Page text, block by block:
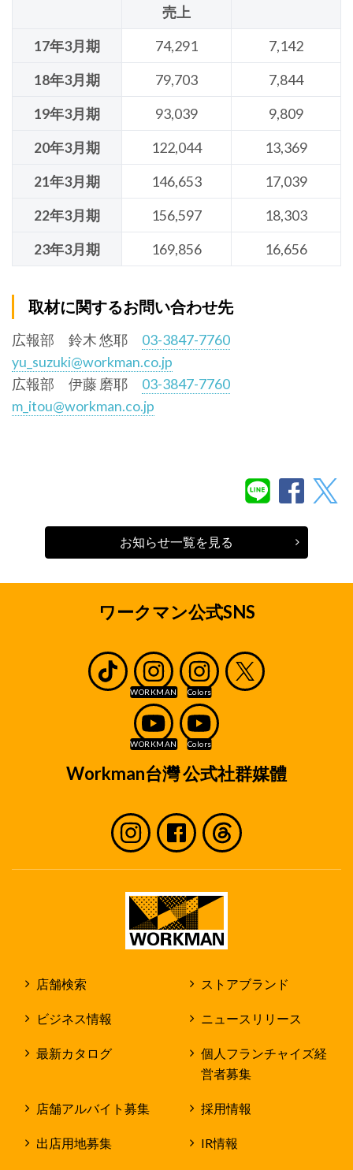
売上
17年3月期 74,291
7,142
18年3月期
79,703
7,844
19年3月期
93,039
9,809
20年3月期
122,044
13,369
21年3月期
146,653
17,039
22年3月期
156,597
18,303
23年3月期
169,856 16,656
取材に関するお問い合わせ先
広報部 鈴木 悠耶 03-3847-7760
yu_suzuki@workman.co.jp
広報部 伊藤 磨耶 03-3847-7760
m_itou@workman.co.jp
お知らせ一覧を見る
ワークマン公式SNS
Workman台灣 公式社群媒體
店舗検索 ストアブランド
ビジネス情報 ニュースリリース
最新カタログ
個人フランチャイズ経
営者募集
店舗アルバイト募集 採用情報
出店用地募集 IR情報